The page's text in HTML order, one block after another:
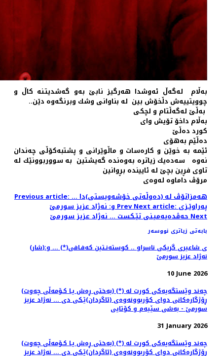
به‌ڵام له‌گه‌ڵ ئه‌وشدا هه‌رگیز نابێ به‌و گه‌شدیتـنه‌ كاڵ و
چوویتییه‌ش دڵخۆش بین ‌ له‌ بناوانی وشك وبرنگه‌وه‌ دێن..
‬ به‌ڵێ له‌گه‌ڵتام و لچكی
‬به‌ڵام داخۆ تۆیش وای
كورد ده‌ڵێ
ده‌ڵێم به‌هۆی
ئێمه‌ به‌ خوێن و كاره‌سات و ماڵوێرانی و پشتبه‌كۆڵی چه‌ندان
نه‌وه ‌ ‌ سه‌ده‌یك زیاتره‌ به‌وه‌نده‌ گه‌یشتین به‌ سووربوونێك له‌
تاوی فڕین بچێ له‌ ئایینده‌ بڕوانین
مرۆڤ داماوه‌ له‌وه‌ی
Previous article: هه‌مزاتۆڤ له‌ (ده‌وڵه‌تی خۆشه‌ویستی)دا ...
و: نه‌ژاد عزیز سورمێPrevNext article: په‌راوێـزی
حه‌ڤده‌یه‌میـنی تێـكست ... نه‌ژاد عزیز سورمێNext
بابەتی زیاتری نووسەر
(شار)ی شاعیری گریكی ناسراو .. كوسته‌نـتین كه‌فـافی(*) ... و:
نه‌ژاد عزیز سورمێ
10 June 2026
(به‌ختی ڕه‌ش یـا كـۆمه‌ڵی چه‌وت) (*) چه‌ند وێستگه‌یه‌كی كورت له‌
ڕۆژگاره‌كانی دوای كۆربوونه‌وه‌ی (ئاگردان)ێـكی دی ... نه‌ژاد عزیز
سورمێ - به‌شی سێیه‌م و كۆتایی
31 January 2026
(به‌ختی ڕه‌ش یـا كـۆمه‌ڵی چه‌وت) (*) چه‌ند وێستگه‌یه‌كی كورت له‌
ڕۆژگاره‌كانی دوای كۆربوونه‌وه‌ی (ئاگردان)ێـكی دی ... نه‌ژاد عزیز